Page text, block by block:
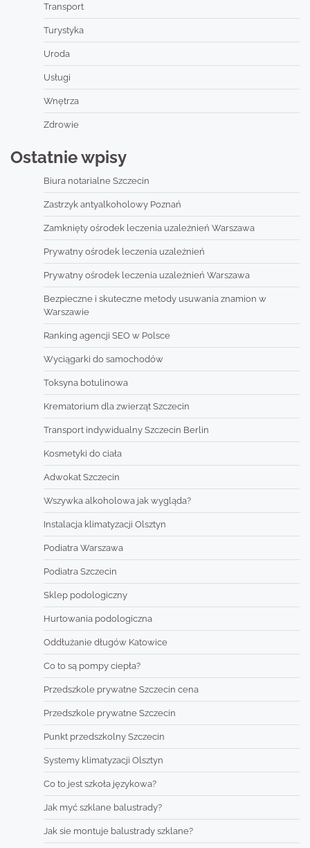
Transport
Turystyka
Uroda
Usługi
Wnętrza
Zdrowie
Ostatnie wpisy
Biura notarialne Szczecin
Zastrzyk antyalkoholowy Poznań
Zamknięty ośrodek leczenia uzależnień Warszawa
Prywatny ośrodek leczenia uzależnień
Prywatny ośrodek leczenia uzależnień Warszawa
Bezpieczne i skuteczne metody usuwania znamion w
Warszawie
Ranking agencji SEO w Polsce
Wyciągarki do samochodów
Toksyna botulinowa
Krematorium dla zwierząt Szczecin
Transport indywidualny Szczecin Berlin
Kosmetyki do ciała
Adwokat Szczecin
Wszywka alkoholowa jak wygląda?
Instalacja klimatyzacji Olsztyn
Podiatra Warszawa
Podiatra Szczecin
Sklep podologiczny
Hurtowania podologiczna
Oddłużanie długów Katowice
Co to są pompy ciepła?
Przedszkole prywatne Szczecin cena
Przedszkole prywatne Szczecin
Punkt przedszkolny Szczecin
Systemy klimatyzacji Olsztyn
Co to jest szkoła językowa?
Jak myć szklane balustrady?
Jak sie montuje balustrady szklane?